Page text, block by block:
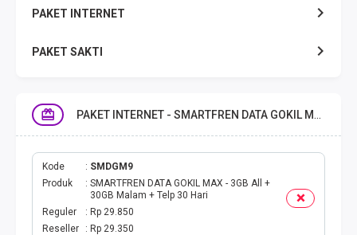
PAKET INTERNET
PAKET SAKTI
EMONEY
PAKET SAKTI ALL OPT
TELEPON & SMS
PAKET INTERNET - SMARTFREN DATA GOKIL MAX
Kode
SMDGM9
Produk
SMARTFREN DATA GOKIL MAX - 3GB All +
30GB Malam + Telp 30 Hari
Reguler
Rp 29.850
Reseller
Rp 29.350